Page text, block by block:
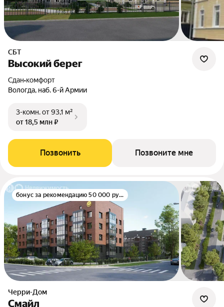
СБТ
Высокий берег
Сдан•комфорт
Вологда, наб. 6-й Армии
3-комн.от 93,1 м²
от 18,5 млн ₽
Позвонить Позвоните мне
бонус за рекомендацию 50 000 руб.
Черри-Дом
Смайл